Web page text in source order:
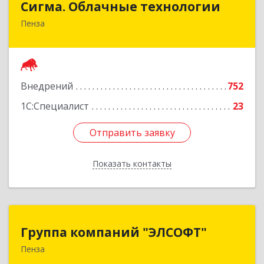
Сигма. Облачные технологии
Пенза
Внедрений
752
1С:Специалист
23
Отправить заявку
Показать контакты
440052, Пензенская обл, Пенза г, Куйбышева ул,
Отправить заявку
Назад
Группа компаний "ЭЛСОФТ"
Пенза
Группа компаний "ЭЛСОФТ"
440020, Пензенская обл, Пенза г, Суворова ул,